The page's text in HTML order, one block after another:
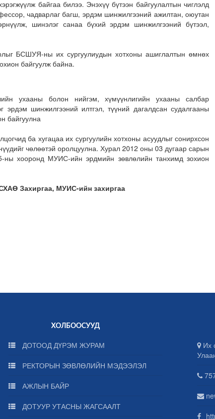
байгаа билээ. Энэхүү бүтээн байгуулалтын чиглэлд
чадварлаг багш, эрдэм шинжилгээний ажилтан, оюутан
шинэлэг санаа бүхий эрдэм шинжилгээний бүтээл,
БСШУЯ-ны их сургуулиудын хотхоны ашиглалтын өмнөх
байгуулж байна.
ухааны болон нийгэм, хүмүүнлигийн ухааны салбар
эрдэм шинжилгээний илтгэл, түүний дагалдсан судалгааны
байгуулна
ба хугацаа их сургуулийн хотхоны асуудлыг сонирхсон
чөлөөтэй оролцуулна. Хурал 2012 оны 03 дугаар сарын
хооронд МУИС-ийн эрдмийн зөвлөлийн танхимд зохион
Захиргаа, МУИС-ийн захиргаа
ХОЛБООСУУД
ДОТООД ДҮРЭМ ЖУРАМ
РЕКТОРЫН ЗӨВЛӨЛИЙН МЭДЭЭЛЭЛ
АЖЛЫН БАЙР
ДОТУУР УТАСНЫ ЖАГСААЛТ
Их